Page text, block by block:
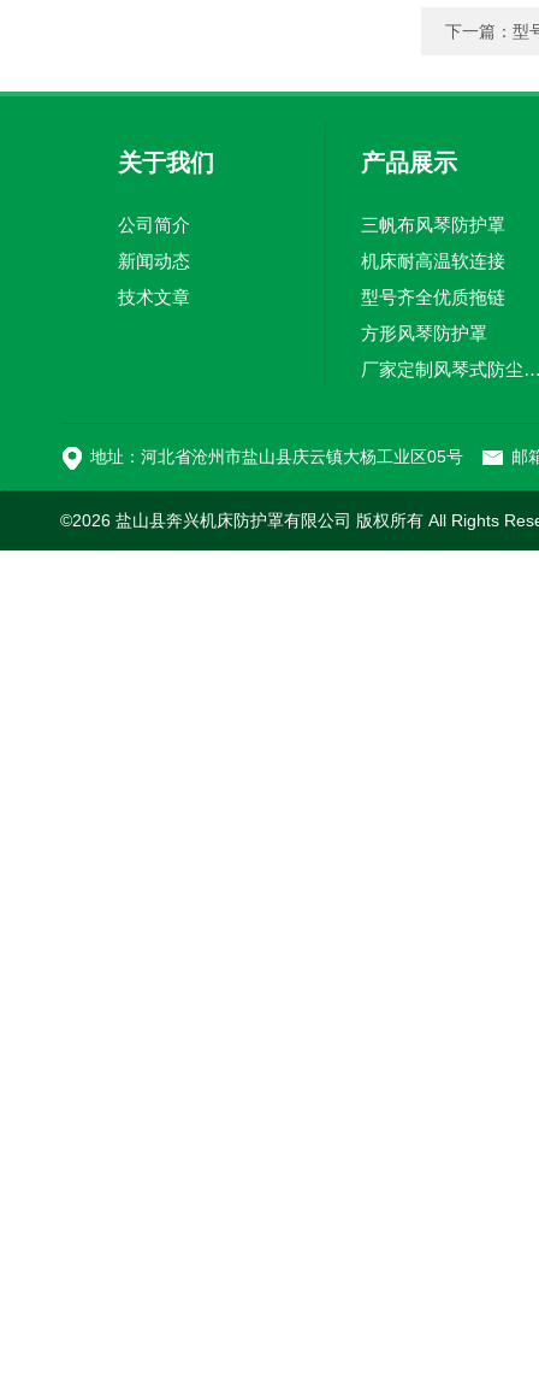
下一篇： 型
关于我们
公司简介
新闻动态
技术文章
产品展示
三帆布风琴防护罩
机床耐高温软连接
型号齐全优质拖链
方形风琴防护罩
厂家定制风琴式
地址：河北省沧州市盐山县庆云镇大杨工业区05号 邮
©2026 盐山县奔兴机床防护罩有限公司 版权所有 All Rights